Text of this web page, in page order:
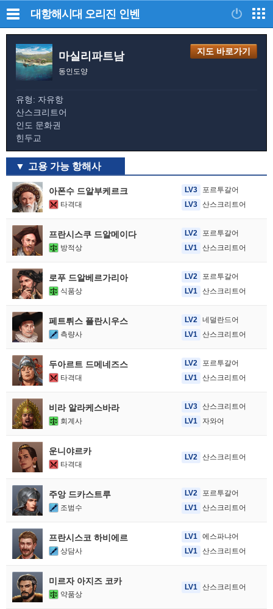
대항해시대 오리진 인벤
마실리파트남
동인도양
지도 바로가기
유형: 자유항
산스크리트어
인도 문화권
힌두교
고용 가능 항해사
아폰수 드알부케르크
타격대
LV3
포르투갈어
LV3 산스크리트어
프란시스쿠 드알메이다
방적상
LV2
포르투갈어
LV1
산스크리트어
로푸 드알베르가리아
식품상
LV2
포르투갈어
LV1
산스크리트어
페트뤼스 플란시우스
측량사
LV2
네덜란드어
LV1
산스크리트어
두아르트 드메네즈스
타격대
LV2
포르투갈어
LV1
산스크리트어
비라 알라케스바라
회계사
LV3 산스크리트어
LV1
자와어
운니야르카
타격대
LV2 산스크리트어
주앙 드카스트루
조범수
LV2
포르투갈어
LV1
산스크리트어
프란시스코 하비에르
상담사
LV1
에스파냐어
LV1
산스크리트어
미르자 아지즈 코카
약품상
LV1 산스크리트어